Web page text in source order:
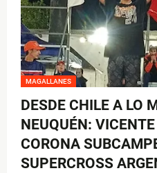
MAGALLANES
DESDE CHILE A LO
NEUQUÉN:
CORONA
SUPERCROSS